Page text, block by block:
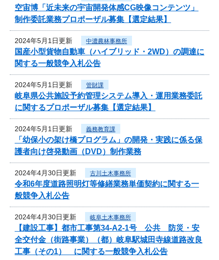
空宙博「近未来の宇宙開発体感CG映像コンテンツ」
制作委託業務プロポーザル募集【選定結果】
2024年5月1日更新 中濃農林事務所
国産小型貨物自動車（ハイブリッド・2WD）の調達に
関する一般競争入札公告
2024年5月1日更新 管財課
岐阜県公共施設予約管理システム導入・運用業務委託
に関するプロポーザル募集【選定結果】
2024年5月1日更新 義務教育課
「幼保小の架け橋プログラム」の開発・実践に係る保
護者向け啓発動画（DVD）制作業務
2024年4月30日更新 古川土木事務所
令和6年度道路照明灯等修繕業務単価契約に関する一
般競争入札公告
2024年4月30日更新 岐阜土木事務所
【建設工事】都市工事第34-A2-1号 公共 防災・安
全交付金（街路事業）（都）岐阜駅城田寺線道路改良
工事（その1） に関する一般競争入札公告